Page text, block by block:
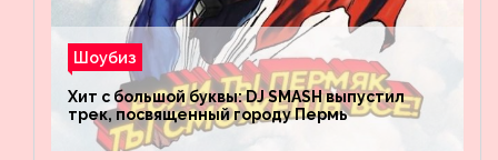
Шоубиз
Хит с большой буквы: DJ SMASH выпустил
трек, посвященный городу Пермь